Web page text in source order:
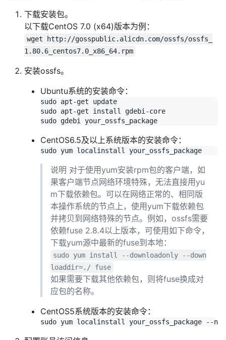
下载安装包。
以下载CentOS 7.0 (x64)版本为例：
wget http://gosspublic.alicdn.com/ossfs/ossfs_
1.80.6_centos7.0_x86_64.rpm
安装ossfs。
Ubuntu系统的安装命令：
sudo apt-get update
sudo apt-get install gdebi-core
CentOS6.5及以上系统版本的安装命令：
说明 对于使用yum安装rpm包的客户端，如
果客户端节点网络环境特殊，无法直接用yu
m下载依赖包。可以在网络正常的、相同版
本操作系统的节点上，使用yum下载依赖包
并拷贝到网络特殊的节点。例如，ossfs需要
依赖fuse 2.8.4以上版本，可使用如下命令，
下载yum源中最新的fuse到本地：
sudo yum install --downloadonly --down
loaddir=./ fuse
如果需要下载其他依赖包，则将fuse换成对
应包的名称。
CentOS5系统版本的安装命令：